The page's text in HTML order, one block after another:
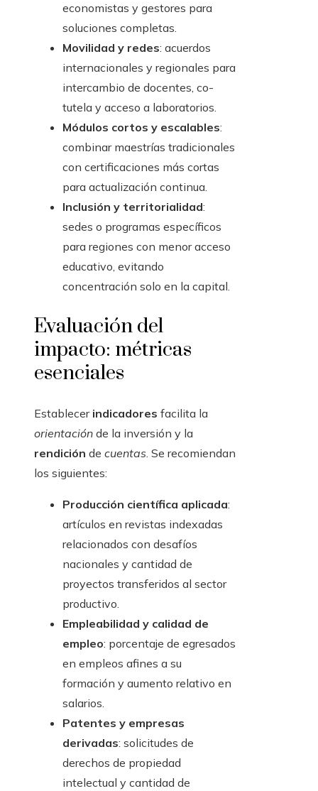
economistas y gestores para
soluciones completas.
Movilidad y redes: acuerdos
internacionales y regionales para
intercambio de docentes, co-
tutela y acceso a laboratorios.
Módulos cortos y escalables:
combinar maestrías tradicionales
con certificaciones más cortas
para actualización continua.
Inclusión y territorialidad:
sedes o programas específicos
para regiones con menor acceso
educativo, evitando
concentración solo en la capital.
Evaluación del
impacto: métricas
esenciales
Establecer indicadores facilita la
orientación de la inversión y la
rendición de cuentas. Se recomiendan
los siguientes:
Producción científica aplicada:
artículos en revistas indexadas
relacionados con desafíos
nacionales y cantidad de
proyectos transferidos al sector
productivo.
Empleabilidad y calidad de
empleo: porcentaje de egresados
en empleos afines a su
formación y aumento relativo en
salarios.
Patentes y empresas
derivadas: solicitudes de
derechos de propiedad
intelectual y cantidad de